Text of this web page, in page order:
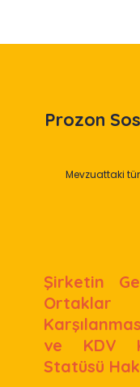
Prozon
Mevzuattaki
Şirketin
ve KDV
Statüsü